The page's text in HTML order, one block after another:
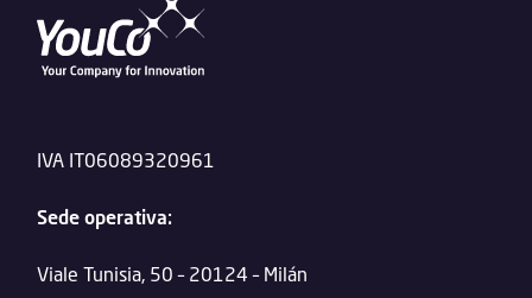
IVA IT06089320961
Sede operativa:
Viale Tunisia, 50 – 20124 – Milán